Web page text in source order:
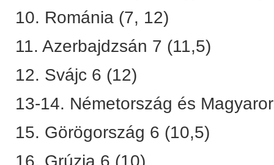
10. Románia (7, 12)
11. Azerbajdzsán 7 (11,5)
12. Svájc 6 (12)
13-14. Németország és
15. Görögország 6 (10,5)
16. Grúzia 6 (10)